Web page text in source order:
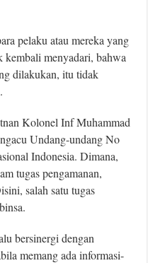
pelaku atau mereka yang
kembali menyadari, bahwa
dilakukan, itu tidak
Kolonel Inf Muhammad
Undang-undang No
Indonesia. Dimana,
tugas pengamanan,
salah satu tugas
bersinergi dengan
memang ada informasi-